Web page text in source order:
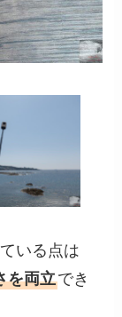
いる点は
を両立でき